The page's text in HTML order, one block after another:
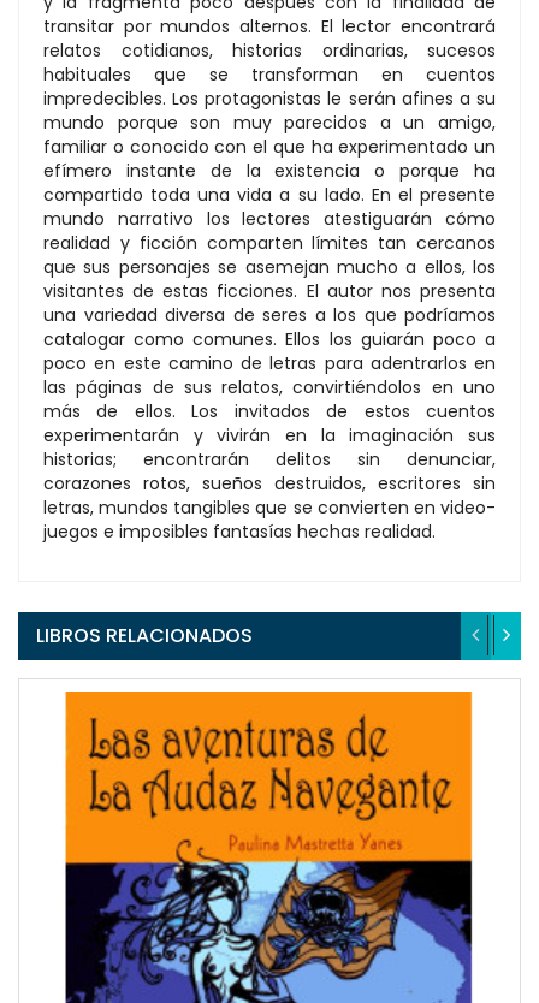
transitar por mundos alternos. El lector encontrará
relatos cotidianos, historias ordinarias, sucesos
habituales que se transforman en cuentos
impredecibles. Los protagonistas le serán afines a su
mundo porque son muy parecidos a un amigo,
familiar o conocido con el que ha experimentado un
efímero instante de la existencia o porque ha
compartido toda una vida a su lado. En el presente
mundo narrativo los lectores atestiguarán cómo
realidad y ficción comparten límites tan cercanos
que sus personajes se asemejan mucho a ellos, los
visitantes de estas ficciones. El autor nos presenta
una variedad diversa de seres a los que podríamos
catalogar como comunes. Ellos los guiarán poco a
poco en este camino de letras para adentrarlos en
las páginas de sus relatos, convirtiéndolos en uno
más de ellos. Los invitados de estos cuentos
experimentarán y vivirán en la imaginación sus
historias; encontrarán delitos sin denunciar,
corazones rotos, sueños destruidos, escritores sin
letras, mundos tangibles que se convierten en video-
juegos e imposibles fantasías hechas realidad.
LIBROS RELACIONADOS
QUICKVIEW
WISHLIST